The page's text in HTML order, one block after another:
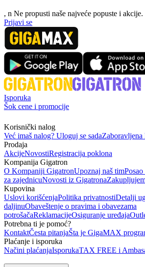
, n Ne propusti naše najveće popuste i akcije.
Prijavi se
Isporuka
Šok cene i promocije
Korisnički nalog
Već imaš nalog? Uloguj se sadaZaboravljena
Prodaja
AkcijeNovostiRegistracija poklona
Kompanija Gigatron
O Kompaniji GigatronUpoznaj naš tim
za zajednicuNovosti iz Gigatrona
Kupovina
Uslovi korišćenjaPolitika privatnostiDetalji
daljinuObaveštenje o pravima i obavezama
potrošačaReklamacijeOsiguranje uređaja
Potrebna ti je pomoć?
KontaktČesta pitanjaŠta je GigaMAX
Plaćanje i isporuka
Načini plaćanjaIsporukaTAX FREE i